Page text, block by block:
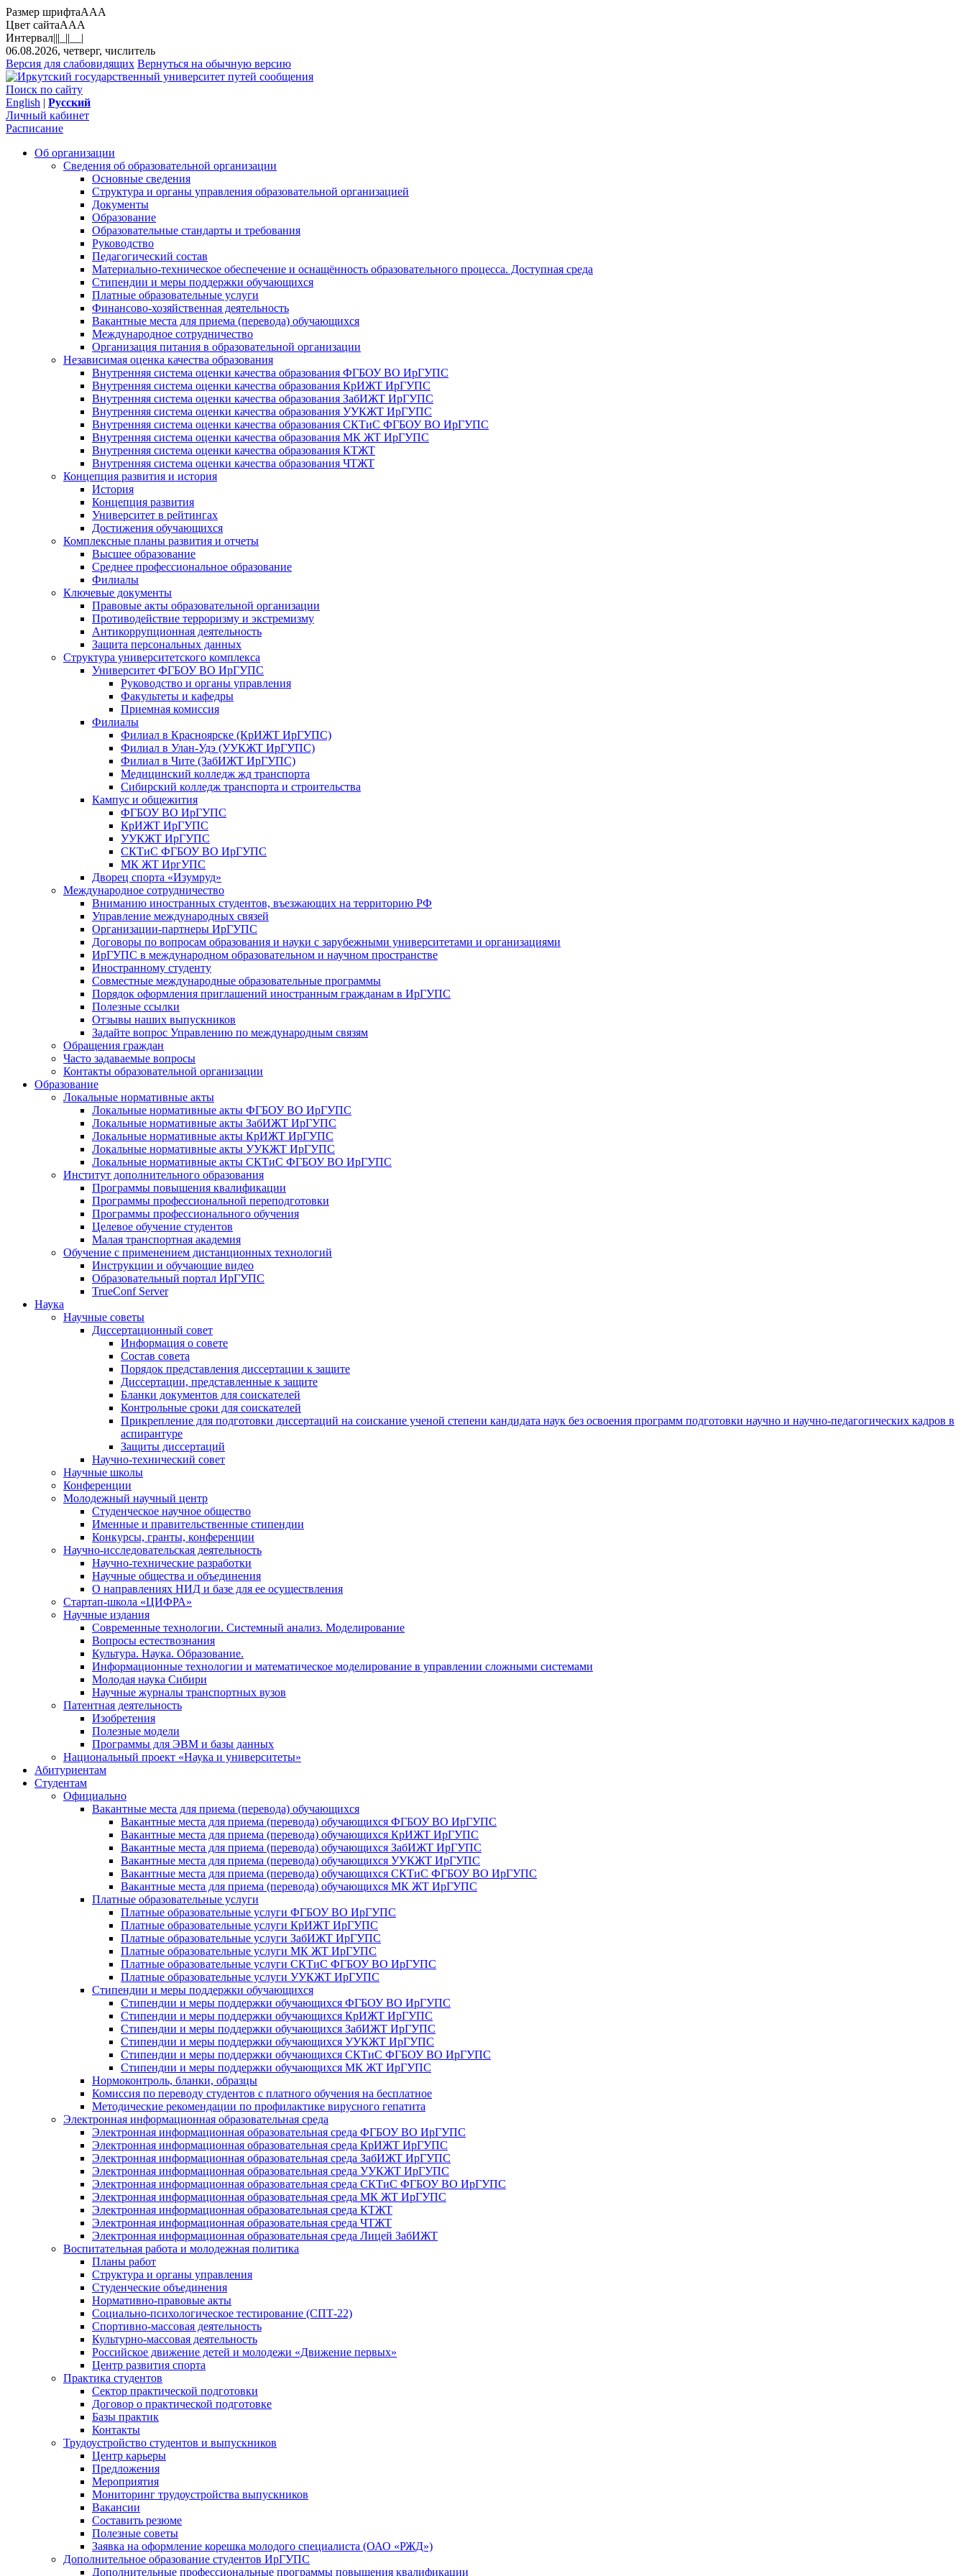
Размер шрифтаAAA
Цвет сайтаAAA
Интервал|||_||__|
06.08.2026, четверг, числитель
Версия для слабовидящих Вернуться на обычную версию
Поиск по сайту
English | Русский
Личный кабинет
Расписание
Об организации
Сведения об образовательной организации
Основные сведения
Структура и органы управления образовательной организацией
Документы
Образование
Образовательные стандарты и требования
Руководство
Педагогический состав
Материально-техническое обеспечение и оснащённость образовательного процесса. Доступная среда
Стипендии и меры поддержки обучающихся
Платные образовательные услуги
Финансово-хозяйственная деятельность
Вакантные места для приема (перевода) обучающихся
Международное сотрудничество
Организация питания в образовательной организации
Независимая оценка качества образования
Внутренняя система оценки качества образования ФГБОУ ВО ИрГУПС
Внутренняя система оценки качества образования КрИЖТ ИрГУПС
Внутренняя система оценки качества образования ЗабИЖТ ИрГУПС
Внутренняя система оценки качества образования УУКЖТ ИрГУПС
Внутренняя система оценки качества образования СКТиС ФГБОУ ВО ИрГУПС
Внутренняя система оценки качества образования МК ЖТ ИрГУПС
Внутренняя система оценки качества образования КТЖТ
Внутренняя система оценки качества образования ЧТЖТ
Концепция развития и история
История
Концепция развития
Университет в рейтингах
Достижения обучающихся
Комплексные планы развития и отчеты
Высшее образование
Среднее профессиональное образование
Филиалы
Ключевые документы
Правовые акты образовательной организации
Противодействие терроризму и экстремизму
Антикоррупционная деятельность
Защита персональных данных
Структура университетского комплекса
Университет ФГБОУ ВО ИрГУПС
Руководство и органы управления
Факультеты и кафедры
Приемная комиссия
Филиалы
Филиал в Красноярске (КрИЖТ ИрГУПС)
Филиал в Улан-Удэ (УУКЖТ ИрГУПС)
Филиал в Чите (ЗабИЖТ ИрГУПС)
Медицинский колледж жд транспорта
Сибирский колледж транспорта и строительства
Кампус и общежития
ФГБОУ ВО ИрГУПС
КрИЖТ ИрГУПС
УУКЖТ ИрГУПС
СКТиС ФГБОУ ВО ИрГУПС
МК ЖТ ИргУПС
Дворец спорта «Изумруд»
Международное сотрудничество
Вниманию иностранных студентов, въезжающих на территорию РФ
Управление международных связей
Организации-партнеры ИрГУПС
Договоры по вопросам образования и науки с зарубежными университетами и организациями
ИрГУПС в международном образовательном и научном пространстве
Иностранному студенту
Совместные международные образовательные программы
Порядок оформления приглашений иностранным гражданам в ИрГУПС
Полезные ссылки
Отзывы наших выпускников
Задайте вопрос Управлению по международным связям
Обращения граждан
Часто задаваемые вопросы
Контакты образовательной организации
Образование
Локальные нормативные акты
Локальные нормативные акты ФГБОУ ВО ИрГУПС
Локальные нормативные акты ЗабИЖТ ИрГУПС
Локальные нормативные акты КрИЖТ ИрГУПС
Локальные нормативные акты УУКЖТ ИрГУПС
Локальные нормативные акты СКТиС ФГБОУ ВО ИрГУПС
Институт дополнительного образования
Программы повышения квалификации
Программы профессиональной переподготовки
Программы профессионального обучения
Целевое обучение студентов
Малая транспортная академия
Обучение с применением дистанционных технологий
Инструкции и обучающие видео
Образовательный портал ИрГУПС
TrueConf Server
Наука
Научные советы
Диссертационный совет
Информация о совете
Состав совета
Порядок представления диссертации к защите
Диссертации, представленные к защите
Бланки документов для соискателей
Контрольные сроки для соискателей
Прикрепление для подготовки диссертаций на соискание ученой степени кандидата наук без освоения программ подготовки научно и научно-педагогических кадров в
аспирантуре
Защиты диссертаций
Научно-технический совет
Научные школы
Конференции
Молодежный научный центр
Студенческое научное общество
Именные и правительственные стипендии
Конкурсы, гранты, конференции
Научно-исследовательская деятельность
Научно-технические разработки
Научные общества и объединения
О направлениях НИД и базе для ее осуществления
Стартап-школа «ЦИФРА»
Научные издания
Современные технологии. Системный анализ. Моделирование
Вопросы естествознания
Культура. Наука. Образование.
Информационные технологии и математическое моделирование в управлении сложными системами
Молодая наука Сибири
Научные журналы транспортных вузов
Патентная деятельность
Изобретения
Полезные модели
Программы для ЭВМ и базы данных
Национальный проект «Наука и университеты»
Абитуриентам
Студентам
Официально
Вакантные места для приема (перевода) обучающихся
Вакантные места для приема (перевода) обучающихся ФГБОУ ВО ИрГУПС
Вакантные места для приема (перевода) обучающихся КрИЖТ ИрГУПС
Вакантные места для приема (перевода) обучающихся ЗабИЖТ ИрГУПС
Вакантные места для приема (перевода) обучающихся УУКЖТ ИрГУПС
Вакантные места для приема (перевода) обучающихся СКТиС ФГБОУ ВО ИрГУПС
Вакантные места для приема (перевода) обучающихся МК ЖТ ИрГУПС
Платные образовательные услуги
Платные образовательные услуги ФГБОУ ВО ИрГУПС
Платные образовательные услуги КрИЖТ ИрГУПС
Платные образовательные услуги ЗабИЖТ ИрГУПС
Платные образовательные услуги МК ЖТ ИрГУПС
Платные образовательные услуги СКТиС ФГБОУ ВО ИрГУПС
Платные образовательные услуги УУКЖТ ИрГУПС
Стипендии и меры поддержки обучающихся
Стипендии и меры поддержки обучающихся ФГБОУ ВО ИрГУПС
Стипендии и меры поддержки обучающихся КрИЖТ ИрГУПС
Стипендии и меры поддержки обучающихся ЗабИЖТ ИрГУПС
Стипендии и меры поддержки обучающихся УУКЖТ ИрГУПС
Стипендии и меры поддержки обучающихся СКТиС ФГБОУ ВО ИрГУПС
Стипендии и меры поддержки обучающихся МК ЖТ ИрГУПС
Нормоконтроль, бланки, образцы
Комиссия по переводу студентов с платного обучения на бесплатное
Методические рекомендации по профилактике вирусного гепатита
Электронная информационная образовательная среда
Электронная информационная образовательная среда ФГБОУ ВО ИрГУПС
Электронная информационная образовательная среда КрИЖТ ИрГУПС
Электронная информационная образовательная среда ЗабИЖТ ИрГУПС
Электронная информационная образовательная среда УУКЖТ ИрГУПС
Электронная информационная образовательная среда СКТиС ФГБОУ ВО ИрГУПС
Электронная информационная образовательная среда МК ЖТ ИрГУПС
Электронная информационная образовательная среда КТЖТ
Электронная информационная образовательная среда ЧТЖТ
Электронная информационная образовательная среда Лицей ЗабИЖТ
Воспитательная работа и молодежная политика
Планы работ
Структура и органы управления
Студенческие объединения
Нормативно-правовые акты
Социально-психологическое тестирование (СПТ-22)
Спортивно-массовая деятельность
Культурно-массовая деятельность
Российское движение детей и молодежи «Движение первых»
Центр развития спорта
Практика студентов
Сектор практической подготовки
Договор о практической подготовке
Базы практик
Контакты
Трудоустройство студентов и выпускников
Центр карьеры
Предложения
Мероприятия
Мониторинг трудоустройства выпускников
Вакансии
Составить резюме
Полезные советы
Заявка на оформление корешка молодого специалиста (ОАО «РЖД»)
Дополнительное образование студентов ИрГУПС
Дополнительные профессиональные программы повышения квалификации